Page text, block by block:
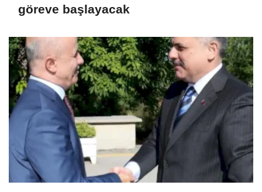
göreve başlayacak